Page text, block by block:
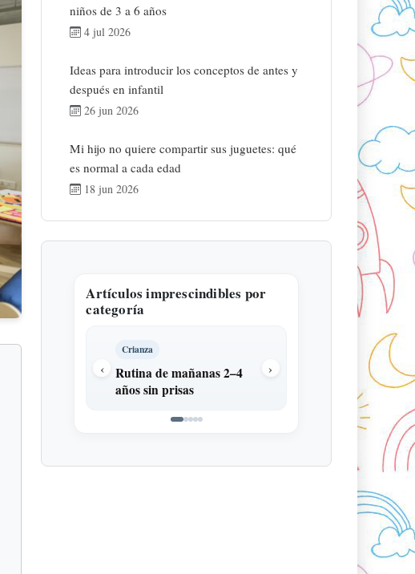
niños de 3 a 6 años
4 jul 2026
Ideas para introducir los conceptos de antes y
después en infantil
26 jun 2026
Mi hijo no quiere compartir sus juguetes: qué
es normal a cada edad
18 jun 2026
Artículos imprescindibles por
categoría
‹
Crianza
Rutina de mañanas 2–4
años sin prisas
Rabietas al
›